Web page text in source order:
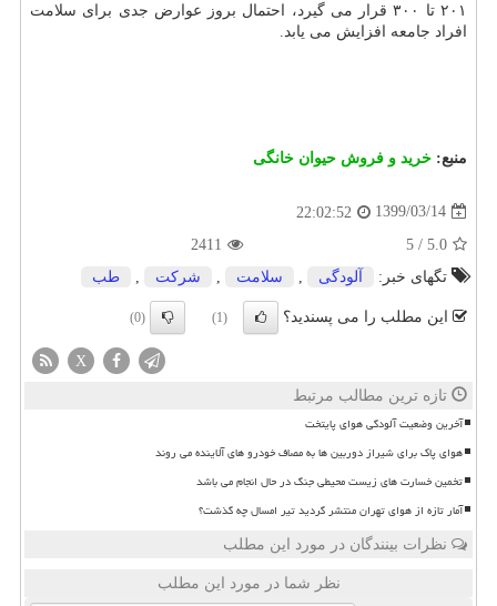
۲۰۱ تا ۳۰۰ قرار می گیرد، احتمال بروز عوارض جدی برای سلامت
افراد جامعه افزایش می یابد.
منبع: خرید و فروش حیوان خانگی
1399/03/14
22:02:52
5.0
/
5
2411
تگهای خبر:
آلودگی سلامت شركت طب
این مطلب را می پسندید؟ (1)
(0)
X
تازه ترین مطالب مرتبط
آخرین وضعیت آلودگی هوای پایتخت
هوای پاک برای شیراز دوربین ها به مصاف خودرو های آلاینده می روند
تخمین خسارت های زیست محیطی جنگ در حال انجام می باشد
آمار تازه از هوای تهران منتشر گردید تیر امسال چه گذشت؟
نظرات بینندگان در مورد این مطلب
نظر شما در مورد این مطلب